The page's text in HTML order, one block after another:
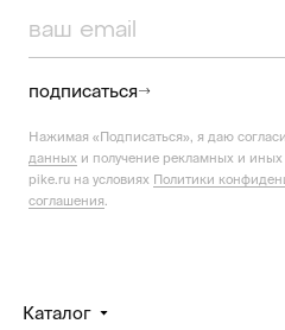
подписаться
Нажимая «Подписаться», я даю
данных и получение рекламных и
pike.ru на условиях Политики
соглашения
Каталог